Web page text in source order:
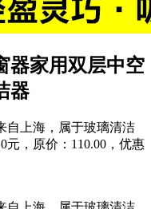
器家用双层中空
器
自上海，属于玻璃清洁
元，原价：110.00，优惠